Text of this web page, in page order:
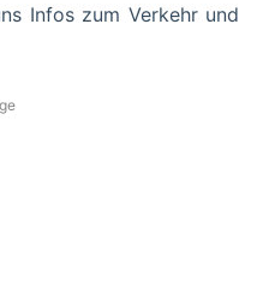
Infos zum Verkehr und